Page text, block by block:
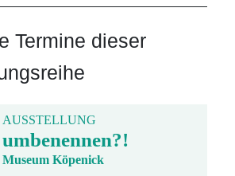
Termine dieser
AUSSTELLUNG
umbenennen?!
Museum Köpenick